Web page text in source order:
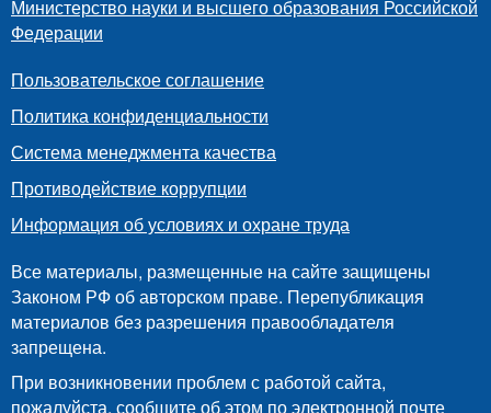
Министерство науки и высшего образования Российской
Федерации
Пользовательское соглашение
Политика конфиденциальности
Система менеджмента качества
Противодействие коррупции
Информация об условиях и охране труда
Все материалы, размещенные на сайте защищены
Законом РФ об авторском праве. Перепубликация
материалов без разрешения правообладателя
запрещена.
При возникновении проблем с работой сайта,
пожалуйста, сообщите об этом по электронной почте